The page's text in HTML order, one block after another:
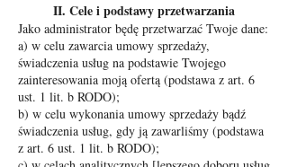
II. Cele i podstawy przetwarzania
Jako administrator będę przetwarzać Twoje dane:
a) w celu zawarcia umowy sprzedaży,
świadczenia usług na podstawie Twojego
zainteresowania moją ofertą (podstawa z art. 6
ust. 1 lit. b RODO);
b) w celu wykonania umowy sprzedaży bądź
świadczenia usług, gdy ją zawarliśmy (podstawa
z art. 6 ust. 1 lit. b RODO);